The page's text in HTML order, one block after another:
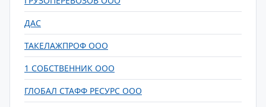
ДАС
ТАКЕЛАЖПРОФ ООО
1 СОБСТВЕННИК ООО
ГЛОБАЛ СТАФФ РЕСУРС ООО